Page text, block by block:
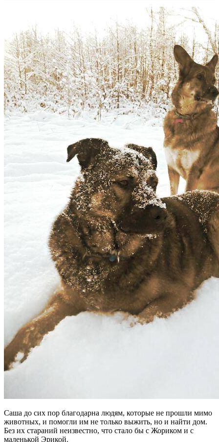
Саша до сих пор благодарна людям, которые не прошли мимо
животных, и помогли им не только выжить, но и найти дом.
Без их стараний неизвестно, что стало бы с Жориком и с
маленькой Эрикой.